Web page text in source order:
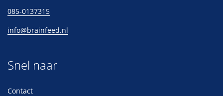
085-0137315
info@brainfeed.nl
Snel naar
Contact